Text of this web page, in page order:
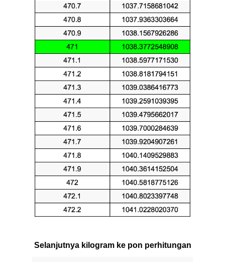
Selanjutnya kilogram ke pon perhitungan